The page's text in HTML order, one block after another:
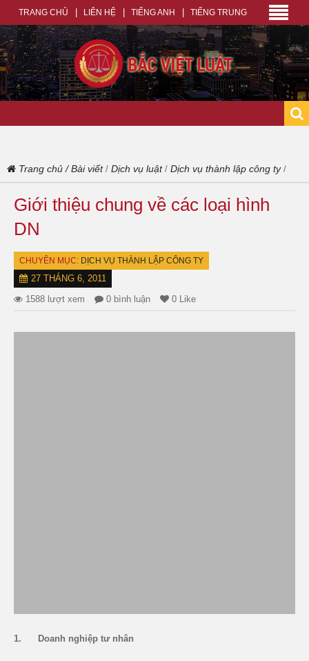
TRANG CHỦ LIÊN HỆ TIẾNG ANH TIẾNG TRUNG
Trang chủ /Bài viết/ Dịch vụ luật/ Dịch vụ thành lập công ty/
Giới thiệu chung về các loại hình
DN
CHUYÊN MỤC: DỊCH VỤ THÀNH LẬP CÔNG TY
27 THÁNG 6, 2011
1588 lượt xem
0 bình luận 0 Like
1. Doanh nghiệp tư nhân